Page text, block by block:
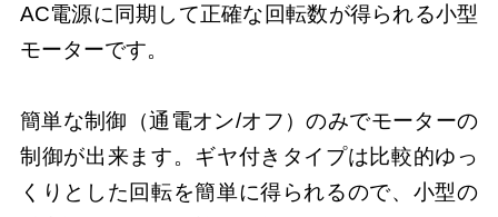
AC電源に同期して正確な回転数が得られる小型
モーターです。
簡単な制御（通電オン/オフ）のみでモーターの
制御が出来ます。ギヤ付きタイプは比較的ゆっ
くりとした回転を簡単に得られるので、小型の